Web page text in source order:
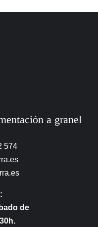
a granel
574
de